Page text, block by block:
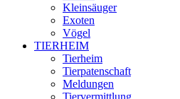
Kleinsäuger
Exoten
Vögel
TIERHEIM
Tierheim
Tierpatenschaft
Meldungen
Tiervermittlung